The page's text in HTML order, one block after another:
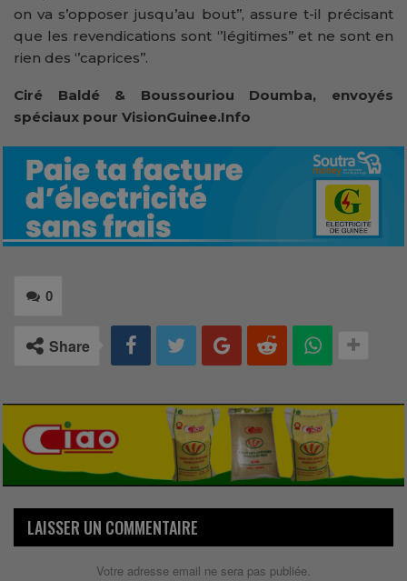
on va s’opposer jusqu’au bout’’, assure t-il précisant
que les revendications sont ‘’légitimes’’ et ne sont en
rien des ‘’caprices’’.
Ciré Baldé & Boussouriou Doumba, envoyés
spéciaux pour VisionGuinee.Info
0
Share
LAISSER UN COMMENTAIRE
Votre adresse email ne sera pas publiée.